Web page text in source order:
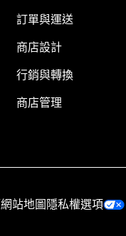
訂單與運送
商店設計
行銷與轉換
商店管理
網站地圖 隱私權選項